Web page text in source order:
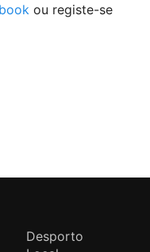
ou registe-se
Desporto